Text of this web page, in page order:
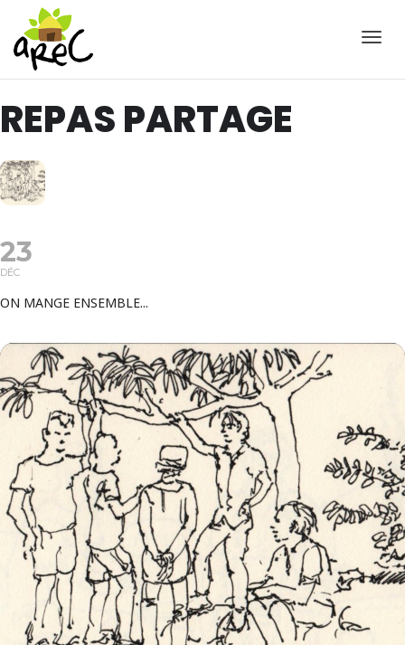
REPAS PARTAGE
23
DÉC
ON MANGE ENSEMBLE...